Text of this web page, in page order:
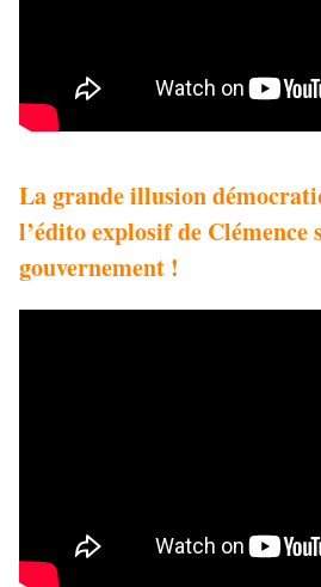
La grande illusion
l’édito explosif de Clémence
gouvernement !